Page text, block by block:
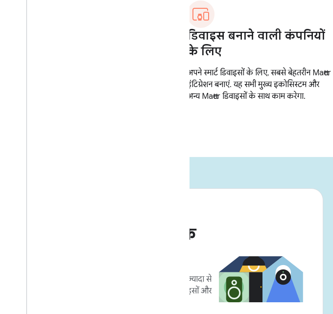
कारोबार और मार्केटिंग के
ऐसे टूल और प्रोग्राम जिनसे आपके इंटिग्रेशन का ज़्यादा से
ज़्यादा फ़ायदा मिल सके. साथ ही, ये आपके डिवाइसों और